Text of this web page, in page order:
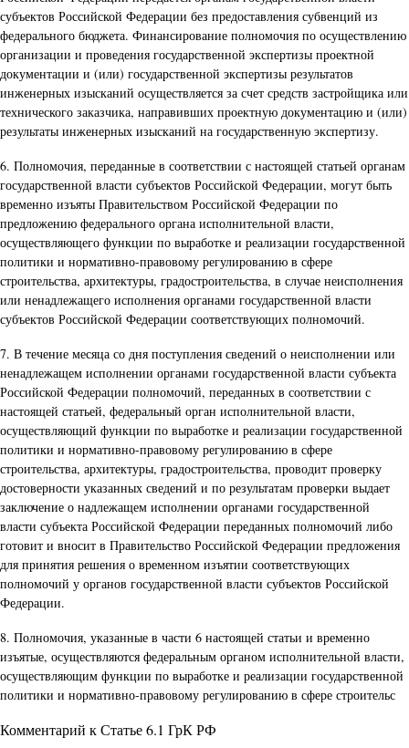
субъектов Российской Федерации без предоставления субвенций из
федерального бюджета. Финансирование полномочия по осуществлению
организации и проведения государственной экспертизы проектной
документации и (или) государственной экспертизы результатов
инженерных изысканий осуществляется за счет средств застройщика или
технического заказчика, направивших проектную документацию и (или)
результаты инженерных изысканий на государственную экспертизу.
6. Полномочия, переданные в соответствии с настоящей статьей органам
государственной власти субъектов Российской Федерации, могут быть
временно изъяты Правительством Российской Федерации по
предложению федерального органа исполнительной власти,
осуществляющего функции по выработке и реализации государственной
политики и нормативно-правовому регулированию в сфере
строительства, архитектуры, градостроительства, в случае неисполнения
или ненадлежащего исполнения органами государственной власти
субъектов Российской Федерации соответствующих полномочий.
7. В течение месяца со дня поступления сведений о неисполнении или
ненадлежащем исполнении органами государственной власти субъекта
Российской Федерации полномочий, переданных в соответствии с
настоящей статьей, федеральный орган исполнительной власти,
осуществляющий функции по выработке и реализации государственной
политики и нормативно-правовому регулированию в сфере
строительства, архитектуры, градостроительства, проводит проверку
достоверности указанных сведений и по результатам проверки выдает
заключение о надлежащем исполнении органами государственной
власти субъекта Российской Федерации переданных полномочий либо
готовит и вносит в Правительство Российской Федерации предложения
для принятия решения о временном изъятии соответствующих
полномочий у органов государственной власти субъектов Российской
Федерации.
8. Полномочия, указанные в части 6 настоящей статьи и временно
изъятые, осуществляются федеральным органом исполнительной власти,
осуществляющим функции по выработке и реализации государственной
политики и нормативно-правовому регулированию в сфере строительс
Комментарий к Статье 6.1 ГрК РФ